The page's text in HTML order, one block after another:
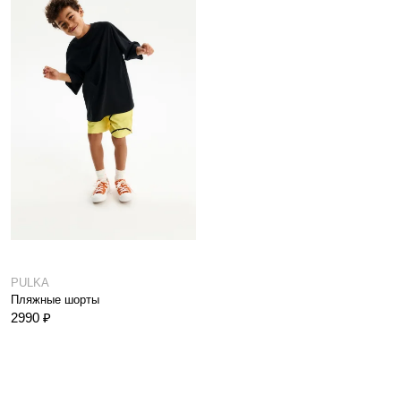
PULKA
Пляжные шорты
2990 ₽